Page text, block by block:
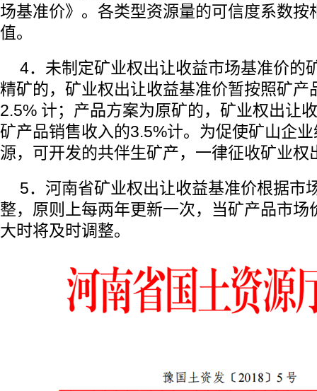
场基准价》。各类型资源量的可信度系数按
值。
4．未制定矿业权出让收益市场基准价的
精矿的，矿业权出让收益基准价暂按照矿产
2.5% 计；产品方案为原矿的，矿业权出让
矿产品销售收入的3.5%计。为促使矿山企
源，可开发的共伴生矿产，一律征收矿业权
5．河南省矿业权出让收益基准价根据市
整，原则上每两年更新一次，当矿产品市场
大时将及时调整。